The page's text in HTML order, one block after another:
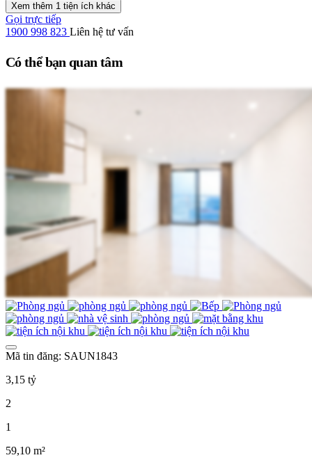
Xem thêm 1 tiện ích khác
Gọi trực tiếp
1900 998 823 Liên hệ tư vấn
Có thể bạn quan tâm
Mã tin đăng: SAUN1843
3,15 tỷ
2
1
59,10 m²